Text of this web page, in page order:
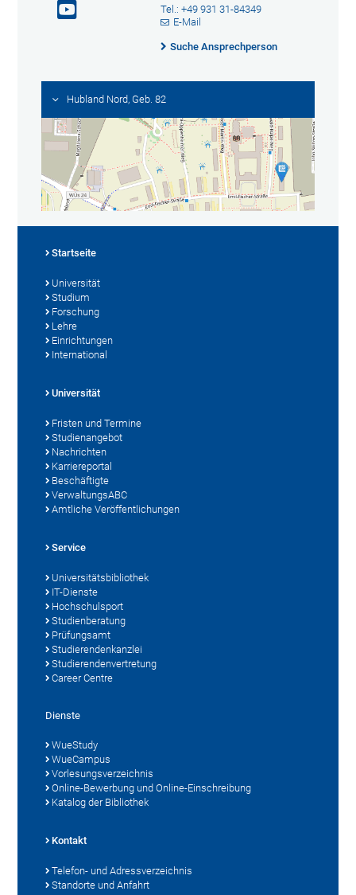
Tel.: +49 931 31-84349
E-Mail
Suche Ansprechperson
Hubland Nord, Geb. 82
Startseite
Universität
Studium
Forschung
Lehre
Einrichtungen
International
Universität
Fristen und Termine
Studienangebot
Nachrichten
Karriereportal
Beschäftigte
VerwaltungsABC
Amtliche Veröffentlichungen
Service
Universitätsbibliothek
IT-Dienste
Hochschulsport
Studienberatung
Prüfungsamt
Studierendenkanzlei
Studierendenvertretung
Career Centre
Dienste
WueStudy
WueCampus
Vorlesungsverzeichnis
Online-Bewerbung und Online-Einschreibung
Katalog der Bibliothek
Kontakt
Telefon- und Adressverzeichnis
Standorte und Anfahrt